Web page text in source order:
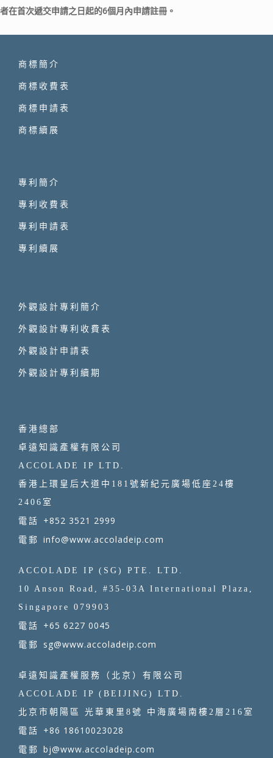
者在首次遞交申請之日起的6個月內申請註冊。
商標簡介
商標收費表
商標申請表
商標續展
專利簡介
專利收費表
專利申請表
專利續展
外觀設計專利簡介
外觀設計專利收費表
外觀設計申請表
外觀設計專利續期
香港總部
卓遠知識產權有限公司
ACCOLADE IP LTD.
香港上環皇后大道中181號新紀元廣場低座24樓
2406室
電話 +852 3521 2999
電郵 info@www.accoladeip.com
ACCOLADE IP (SG) PTE. LTD.
10 Anson Road, #35-03A International Plaza,
Singapore 079903
電話 +65 6227 0045
電郵 sg@www.accoladeip.com
卓遠知識產權服務（北京）有限公司
ACCOLADE IP (BEIJING) LTD.
北京市朝陽區 光華東里8號 中海廣場南樓2層216室
電話 +86 18610023028
電郵 bj@www.accoladeip.com